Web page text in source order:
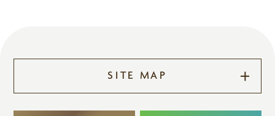
SITE MAP